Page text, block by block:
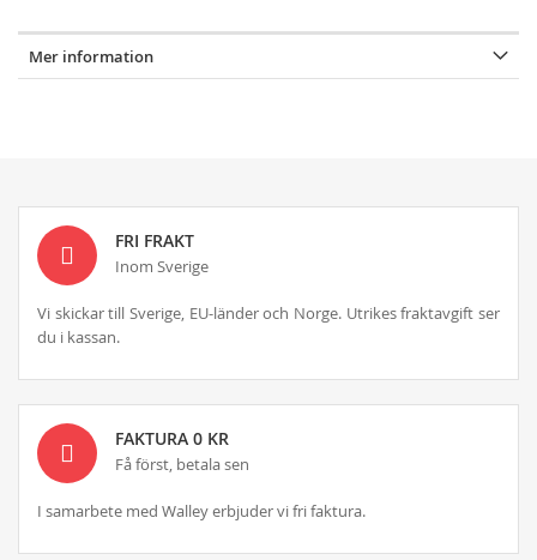
Mer information
FRI FRAKT
Inom Sverige
Vi skickar till Sverige, EU-länder och Norge. Utrikes fraktavgift ser
du i kassan.
FAKTURA 0 KR
Få först, betala sen
I samarbete med Walley erbjuder vi fri faktura.